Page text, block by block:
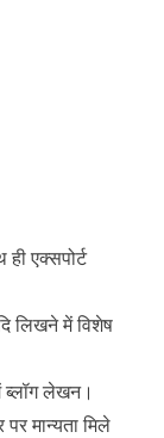
एक्सपोर्ट
लिखने में विशेष
ब्लॉग लेखन।
पर मान्यता मिले